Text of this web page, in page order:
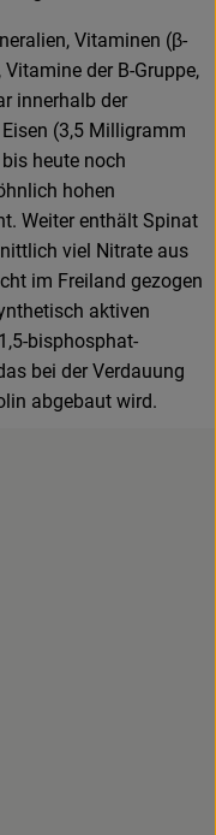
Vitaminen (β-
der B-Gruppe,
innerhalb der
(3,5 Milligramm
heute noch
hohen
Weiter enthält Spinat
viel Nitrate aus
im Freiland gezogen
aktiven
bisphosphat-
bei der Verdauung
abgebaut wird.